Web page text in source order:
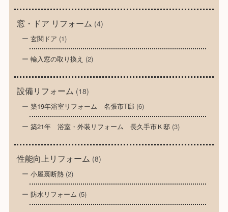
窓・ドア リフォーム (4)
玄関ドア (1)
輸入窓の取り換え (2)
設備リフォーム (18)
築19年浴室リフォーム 名張市T邸(6)
築21年 浴室・外装リフォーム 長久手市Ｋ邸(3)
性能向上リフォーム (8)
小屋裏断熱(2)
防水リフォーム (5)